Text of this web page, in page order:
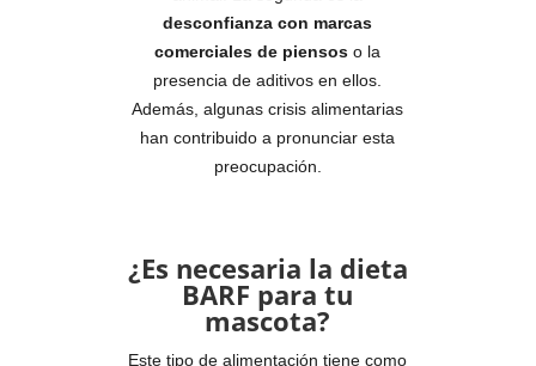
desconfianza con marcas
comerciales de piensos o la
presencia de aditivos en ellos.
Además, algunas crisis alimentarias
han contribuido a pronunciar esta
preocupación.
¿Es necesaria la dieta
BARF para tu
mascota?
Este tipo de alimentación tiene como